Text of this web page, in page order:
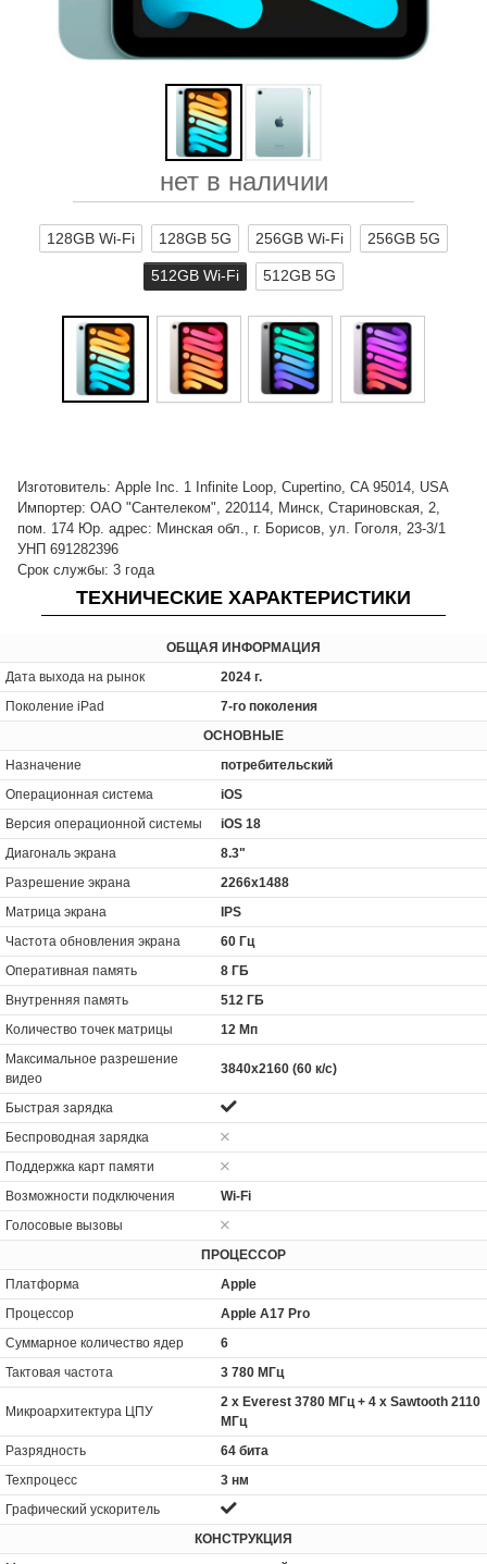
нет в наличии
128GB Wi-Fi 128GB 5G 256GB Wi-Fi 256GB 5G
512GB Wi-Fi 512GB 5G
Изготовитель: Apple Inc. 1 Infinite Loop, Cupertino, CA 95014, USA
Импортер: ОАО "Сантелеком", 220114, Минск, Стариновская, 2,
пом. 174 Юр. адрес: Минская обл., г. Борисов, ул. Гоголя, 23-3/1
УНП 691282396
Срок службы: 3 года
ТЕХНИЧЕСКИЕ ХАРАКТЕРИСТИКИ
ОБЩАЯ ИНФОРМАЦИЯ
Дата выхода на рынок
2024 г.
Поколение iPad
7-го поколения
ОСНОВНЫЕ
Назначение
потребительский
Операционная система
iOS
Версия операционной системы
iOS 18
Диагональ экрана
8.3"
Разрешение экрана
2266x1488
Матрица экрана
IPS
Частота обновления экрана
60 Гц
Оперативная память
8 ГБ
Внутренняя память
512 ГБ
Количество точек матрицы
12 Мп
Максимальное разрешение
видео
3840x2160 (60 к/с)
Быстрая зарядка
Беспроводная зарядка
Поддержка карт памяти
Возможности подключения
Wi-Fi
Голосовые вызовы
ПРОЦЕССОР
Платформа
Apple
Процессор
Apple A17 Pro
Суммарное количество ядер
6
Тактовая частота
3 780 МГц
Микроархитектура ЦПУ
2 x Everest 3780 МГц + 4 x Sawtooth 2110
МГц
Разрядность
64 бита
Техпроцесс
3 нм
Графический ускоритель
КОНСТРУКЦИЯ